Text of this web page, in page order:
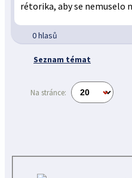
rétorika, aby se nemuselo
0 hlasů
Seznam témat
Na stránce: